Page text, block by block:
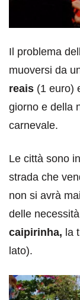
Il problema
muoversi da
reais (1 euro)
giorno e della
carnevale.
Le città sono
strada che
non si avrà
delle
caipirinha, la
lato).